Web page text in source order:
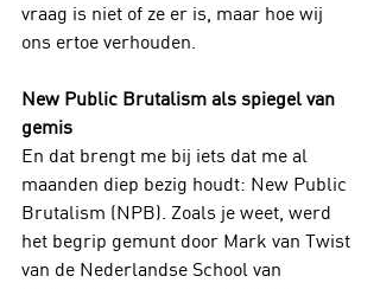
vraag is niet of ze er is, maar hoe wij
ons ertoe verhouden.
New Public Brutalism als spiegel van
gemis
En dat brengt me bij iets dat me al
maanden diep bezig houdt: New Public
Brutalism (NPB). Zoals je weet, werd
het begrip gemunt door Mark van Twist
van de Nederlandse School van